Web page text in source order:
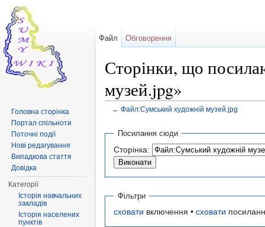
Сторінки, що
музей.jpg»
← Файл:Сумський художній музей.jpg
Посилання сюди
Сторінка:
Фільтри
сховати включення • сховати
Файл Обговорення
Головна сторінка
Портал спільноти
Поточні події
Нові редагування
Випадкова стаття
Довідка
Категорії
Історія навчальних
закладів
Історія населених
пунктів